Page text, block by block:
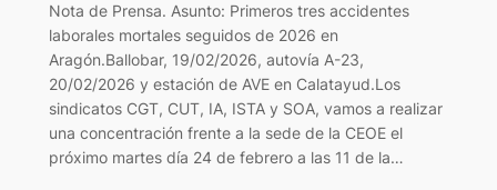
Nota de Prensa. Asunto: Primeros tres accidentes
laborales mortales seguidos de 2026 en
Aragón.Ballobar, 19/02/2026, autovía A-23,
20/02/2026 y estación de AVE en Calatayud.Los
sindicatos CGT, CUT, IA, ISTA y SOA, vamos a realizar
una concentración frente a la sede de la CEOE el
próximo martes día 24 de febrero a las 11 de la…